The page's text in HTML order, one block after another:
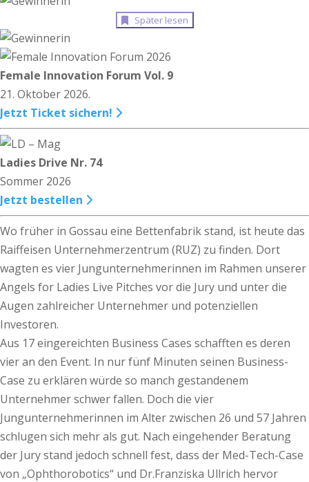
Später lesen
Female Innovation Forum Vol. 9
21. Oktober 2026.
Jetzt Ticket sichern!
Ladies Drive Nr. 74
Sommer 2026
Jetzt bestellen
Wo früher in Gossau eine Bettenfabrik stand, ist heute das
Raiffeisen Unternehmerzentrum (RUZ) zu finden. Dort
wagten es vier Jungunternehmerinnen im Rahmen unserer
Angels for Ladies Live Pitches vor die Jury und unter die
Augen zahlreicher Unternehmer und potenziellen
Investoren.
Aus 17 eingereichten Business Cases schafften es deren
vier an den Event. In nur fünf Minuten seinen Business-
Case zu erklären würde so manch gestandenem
Unternehmer schwer fallen. Doch die vier
Jungunternehmerinnen im Alter zwischen 26 und 57 Jahren
schlugen sich mehr als gut. Nach eingehender Beratung
der Jury stand jedoch schnell fest, dass der Med-Tech-Case
von „Ophthorobotics“ und Dr.Franziska Ullrich hervor